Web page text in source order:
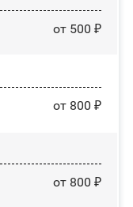
от 500 ₽
от 800 ₽
от 800 ₽